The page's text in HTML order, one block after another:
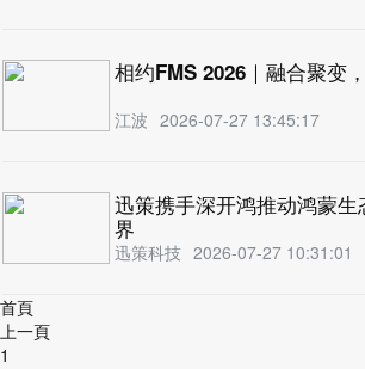
相约FMS 2026｜融合聚变
江波 2026-07-27 13:45:17
迅策携手深开鸿推动鸿蒙
界
迅策科技 2026-07-27 10:31:01
首頁
上一頁
1